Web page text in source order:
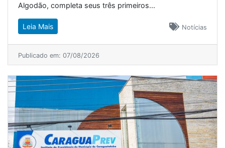
Algodão, completa seus três primeiros...
Notícias
Leia Mais
Publicado em: 07/08/2026